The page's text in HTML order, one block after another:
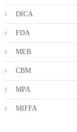
DICA
FDA
MEB
CBM
MPA
MIFFA